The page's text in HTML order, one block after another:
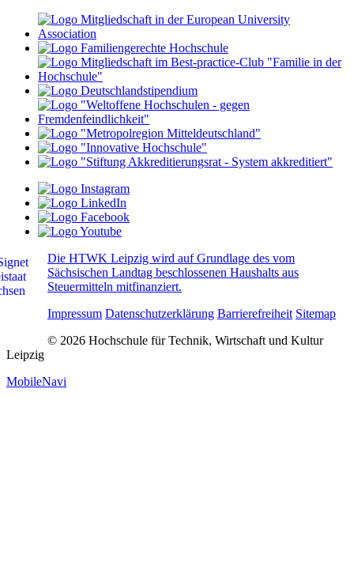
Die HTWK Leipzig wird auf Grundlage des vom
Sächsischen Landtag beschlossenen Haushalts aus
Steuermitteln mitfinanziert.
Impressum Datenschutzerklärung Barrierefreiheit Sitemap
© 2026 Hochschule für Technik, Wirtschaft und Kultur
Leipzig
MobileNavi